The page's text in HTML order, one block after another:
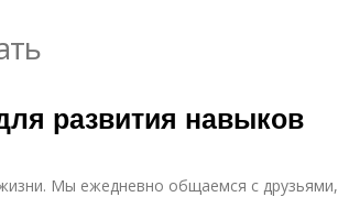
развития навыков
Мы ежедневно общаемся с друзьями,